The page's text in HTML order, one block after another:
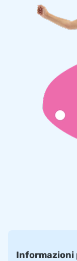
Trasforma
acquatica con una
giornate estive e
bene: queste
con i gonfiabili
certificate
solo insieme a un
questo modo si
Informazioni